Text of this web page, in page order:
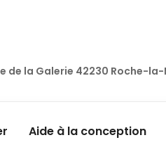
de la Galerie 42230 Roche-
Aide à la conception